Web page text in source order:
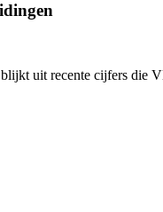
uit recente cijfers